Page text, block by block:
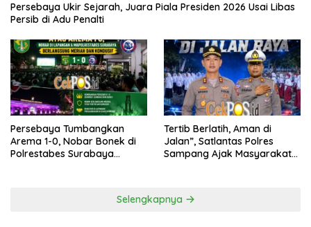
Persebaya Ukir Sejarah, Juara Piala Presiden 2026 Usai Libas
Persib di Adu Penalti
Persebaya Tumbangkan
Arema 1-0, Nobar Bonek di
Polrestabes Surabaya
Tertib Berlatih, Aman di
Jalan”, Satlantas Polres
Sampang Ajak Masyarakat
Selengkapnya